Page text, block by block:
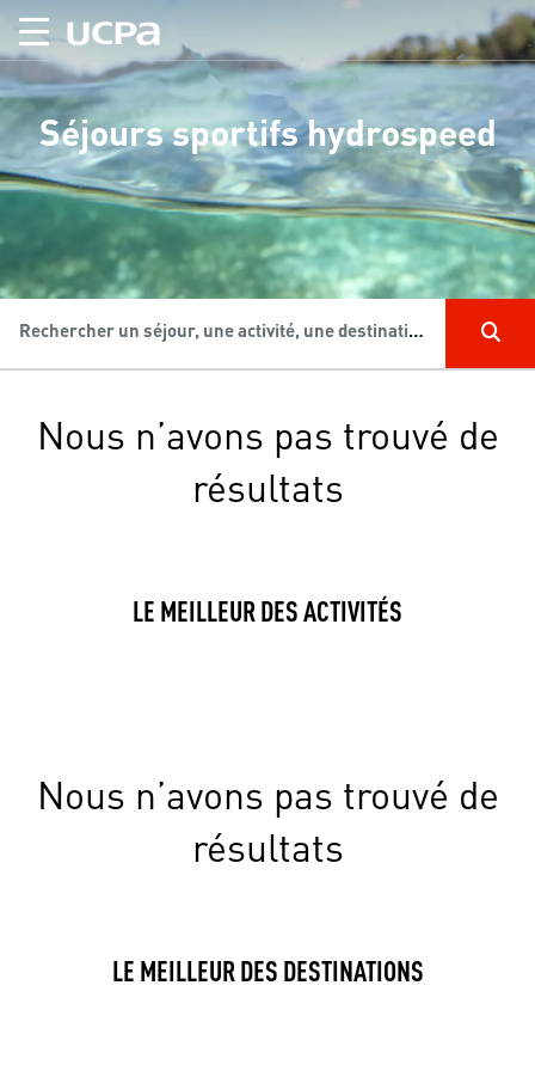
Séjours sportifs hydrospeed
Rechercher un séjour, une activité, une destination...
Nous n’avons pas trouvé de
résultats
LE MEILLEUR DES ACTIVITÉS
Nous n’avons pas trouvé de
résultats
LE MEILLEUR DES DESTINATIONS